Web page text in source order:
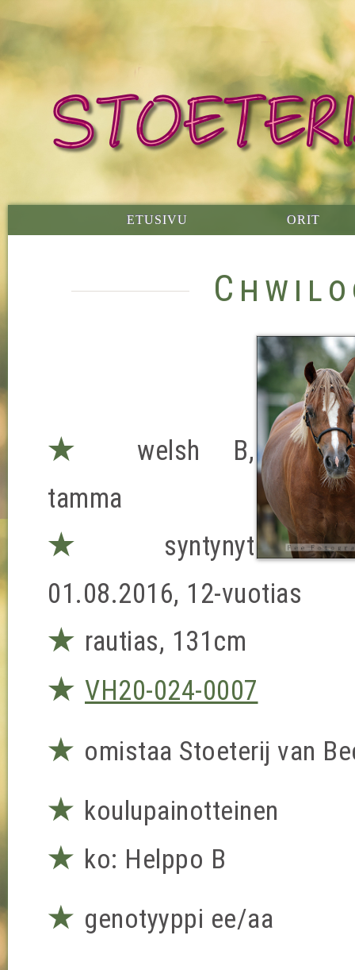
ETUSIVU ORIT
★
welsh B,
tamma
★
syntynyt
01.08.2016, 12-vuotias
★ rautias, 131cm
★ VH20-024-0007
★ omistaa Stoeterij van
★ koulupainotteinen
★ ko: Helppo B
★ genotyyppi ee/aa